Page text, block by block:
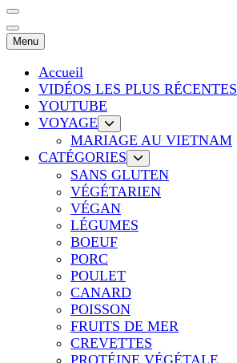
Menu
Accueil
VIDÉOS LES PLUS RÉCENTES
YOUTUBE
VOYAGE
MARIAGE AU VIETNAM
CATÉGORIES
SANS GLUTEN
VÉGÉTARIEN
VÉGAN
LÉGUMES
BOEUF
PORC
POULET
CANARD
POISSON
FRUITS DE MER
CREVETTES
PROTÉINE VÉGÉTALE